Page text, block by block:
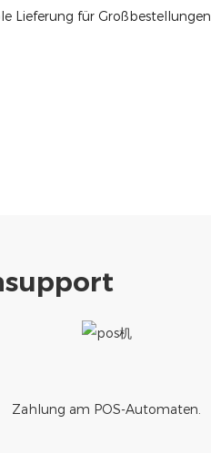
Lieferung für Großbestellungen
Zahlung am POS-Automaten.